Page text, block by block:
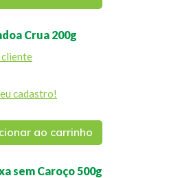
Crua 200g
cliente
cadastro!
ao carrinho
sem Caroço 500g